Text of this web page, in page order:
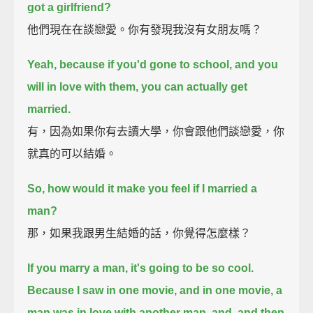
got a girlfriend?
他們現在在談戀愛。你有發現我沒有女朋友嗎？
Yeah, because if you'd gone to school, and you
will in love with them, you can actually get
married.
有，因為如果你有去讀大學，你會跟他們談戀愛，你
就真的可以結婚。
So, how would it make you feel if I married a
man?
那，如果我跟男生結婚的話，你覺得怎麼樣？
If you marry a man, it's going to be so cool.
Because I saw in one movie, and in one movie, a